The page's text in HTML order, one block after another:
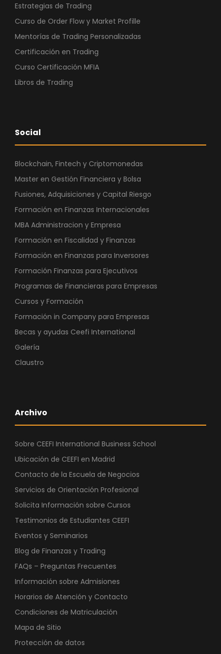
Estrategias de Trading
Curso de Order Flow y Market Profille
Mentorías de Trading Personalizadas
Certificación en Trading
Curso Certificación MFIA
Libros de Trading
Social
Blockchain, Fintech y Criptomonedas
Master en Gestión Financiera y Bolsa
Fusiones, Adquisiciones y Capital Riesgo
Formación en Finanzas Internacionales
MBA Administracion y Empresa
Formación en Fiscalidad y Finanzas
Formación en Finanzas para Inversores
Formación Finanzas para Ejecutivos
Programas de Financieras para Empresas
Cursos y Formación
Formación in Company para Empresas
Becas y ayudas Ceefi International
Galería
Claustro
Archivo
Sobre CEEFI International Business School
Ubicación de CEEFI en Madrid
Contacto de la Escuela de Negocios
Servicios de Orientación Profesional
Solicita Información sobre Cursos
Testimonios de Estudiantes CEEFI
Eventos y Seminarios
Blog de Finanzas y Trading
FAQs – Preguntas Frecuentes
Información sobre Admisiones
Horarios de Atención y Contacto
Condiciones de Matriculación
Mapa de Sitio
Protección de datos